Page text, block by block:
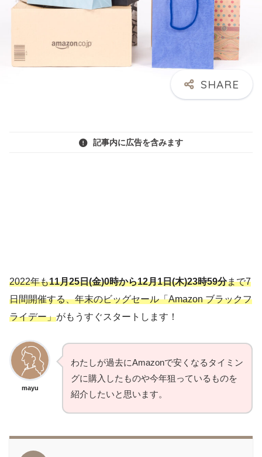
記事内に広告を含みます
2022年も11月25日(金)0時から12月1日(木)23時59分まで7
日間開催する、年末のビッグセール「Amazon ブラックフ
ライデー」がもうすぐスタートします！
mayu
わたしが過去にAmazonで安くなるタイミン
グに購入したものや今年狙っているものを
紹介したいと思います。